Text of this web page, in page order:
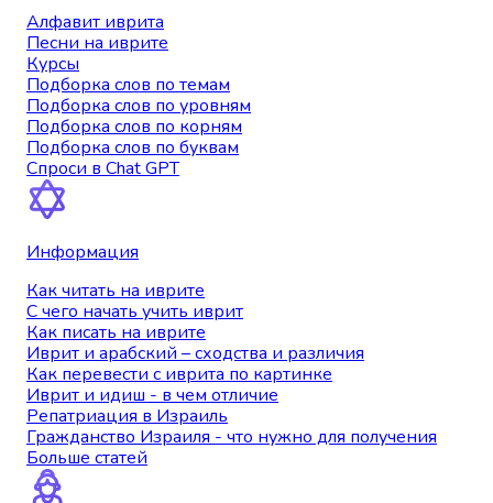
Алфавит иврита
Песни на иврите
Курсы
Подборка слов по темам
Подборка слов по уровням
Подборка слов по корням
Подборка слов по буквам
Спроси в Chat GPT
Информация
Как читать на иврите
С чего начать учить иврит
Как писать на иврите
Иврит и арабский – сходства и различия
Как перевести с иврита по картинке
Иврит и идиш - в чем отличие
Репатриация в Израиль
Гражданство Израиля - что нужно для получения
Больше статей